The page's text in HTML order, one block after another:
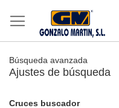
Búsqueda avanzada
Ajustes de búsqueda
Cruces buscador